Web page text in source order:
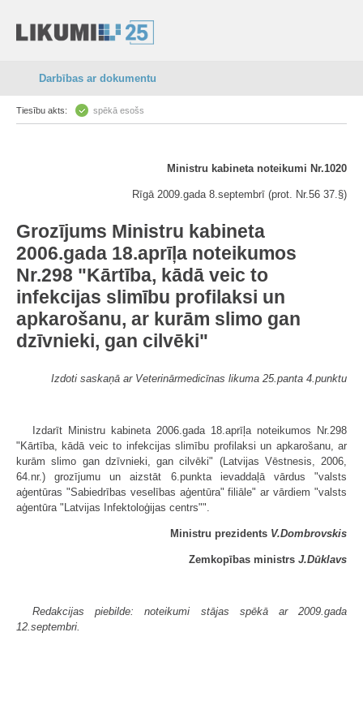
Darbības ar dokumentu
Tiesību akts: spēkā esošs
Ministru kabineta noteikumi Nr.1020
Rīgā 2009.gada 8.septembrī (prot. Nr.56 37.§)
Grozījums Ministru kabineta
2006.gada 18.aprīļa noteikumos
Nr.298 "Kārtība, kādā veic to
infekcijas slimību profilaksi un
apkarošanu, ar kurām slimo gan
dzīvnieki, gan cilvēki"
Izdoti saskaņā ar Veterinārmedicīnas likuma 25.panta 4.punktu
Izdarīt Ministru kabineta 2006.gada 18.aprīļa noteikumos Nr.298
"Kārtība, kādā veic to infekcijas slimību profilaksi un apkarošanu, ar
kurām slimo gan dzīvnieki, gan cilvēki" (Latvijas Vēstnesis, 2006,
64.nr.) grozījumu un aizstāt 6.punkta ievaddaļā vārdus "valsts
aģentūras "Sabiedrības veselības aģentūra" filiāle" ar vārdiem "valsts
aģentūra "Latvijas Infektoloģijas centrs"".
Ministru prezidents V.Dombrovskis
Zemkopības ministrs J.Dūklavs
Redakcijas piebilde: noteikumi stājas spēkā ar 2009.gada
12.septembri.